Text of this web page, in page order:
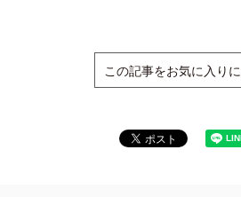
この記事をお気に入り